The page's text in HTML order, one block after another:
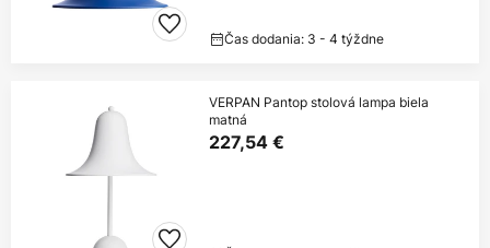
Čas dodania: 3 - 4 týždne
VERPAN Pantop stolová lampa biela
matná
227,54 €